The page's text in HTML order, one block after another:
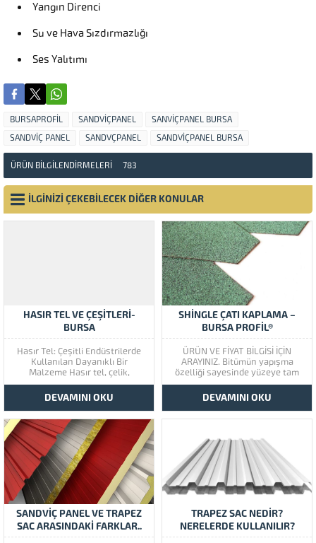
Yangın Direnci
Su ve Hava Sızdırmazlığı
Ses Yalıtımı
BURSAPROFİL SANDVİÇPANEL
SANVİÇPANEL BURSA
SANDVİÇ PANEL
SANDVÇPANEL SANDVİÇPANEL BURSA
ÜRÜN BİLGİLENDİRMELERİ 783
İLGİNİZİ ÇEKEBİLECEK DİĞER KONULAR
HASIR TEL VE ÇEŞİTLERİ-
BURSA
Hasır Tel: Çeşitli Endüstrilerde
Kullanılan Dayanıklı Bir
Malzeme Hasır tel, çelik,
alüminyum veya bakır gibi
malzemelerden üretilen, örme
veya dokuma yöntemleriyle
yapılan bir tür tel ürünüdür.
Genellikle çeşitli endüstrilerde
çeşitli amaçlar için kullanılan
dayanıklı bir malzemedir. Hasır
telin çeşitli uygulama...
DEVAMINI OKU
SHİNGLE ÇATI KAPLAMA –
BURSA PROFİL®
ÜRÜN VE FİYAT BİLGİSİ İÇİN
ARAYINIZ. Bitümün yapışma
özelliği sayesinde yüzeye tam
olarak yapıştırılabilen Shingle
zorlu hava koşullarında
dayanıklı, ince detaylarda kolay
çözümlü, bakım gerektirmeyen,
sahiptir. Yapınıza yük olmadığı
gibi dekoratif renk ve modelleri
ile yapınızı çağdaş...
DEVAMINI OKU
SANDVİÇ PANEL VE TRAPEZ
SAC ARASINDAKİ FARKLAR..
TRAPEZ SAC NEDIR?
NERELERDE KULLANILIR?